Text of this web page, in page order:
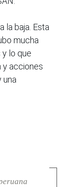
la baja. Esta
mucha
lo que
y acciones
una